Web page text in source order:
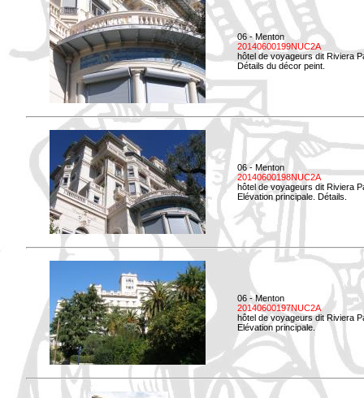
06 - Menton
20140600199NUC2A
hôtel de voyageurs dit Riviera
Détails du décor peint.
06 - Menton
20140600198NUC2A
hôtel de voyageurs dit Riviera
Elévation principale. Détails.
06 - Menton
20140600197NUC2A
hôtel de voyageurs dit Riviera
Elévation principale.